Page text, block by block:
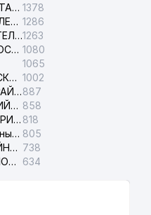
SURHONDARYO ELEKTR TARMOKLARI АО 1378
АВАРИЙНАЯ СЛУЖБА ЭЛЕКТРОСЕТИ ТАШКЕНТСКОГО РАЙОНА 1286
СПРАВОЧНОЕ БЮРО О ТЕЛЕФОНАХ ОРГАНИЗАЦИЙ г. ТАШКЕНТА1263
ТЕЛЕФОНЫ ДОВЕРИЯ ГОСУДАРСТВЕННОГО ЦЕНТРА ТЕСТИРОВАНИЯ 1080
1065
ТАШКЕНТСКИЙ ГОРОДСКОЙ СУД ПО ГРАЖДАНСКИМ ДЕЛАМ 1002
ЯККАСАРАЙСКИЙ МЕЖРАЙОННЫЙ СУД ПО ГРАЖДАНСКИМ ДЕЛАМ887
ЮНУСАБАДСКАЯ АВАРИЙНАЯ СЛУЖБА ЭЛЕКТРОСЕТИ 858
НАВОИЙСКОЕ ТЕРРИТОРИАЛЬНОЕ ПРЕДПРИЯТИЕ ЭЛЕКТРОСЕТИ АО 818
Ташкентский следственный изолятор 805
СЕРГЕЛИЙСКАЯ АВАРИЙНАЯ СЛУЖБА ЭЛЕКТРОСЕТИ 738
УЧТЕПИНСКИЙ МЕЖРАЙОННЫЙ СУД ПО ГРАЖДАНСКИМ ДЕЛАМ 634